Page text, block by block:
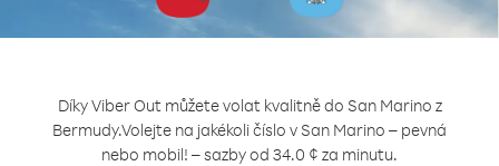
Díky Viber Out můžete volat kvalitně do San Marino z
Bermudy.Volejte na jakékoli číslo v San Marino – pevná
nebo mobil! – sazby od 34.0 ¢ za minutu.